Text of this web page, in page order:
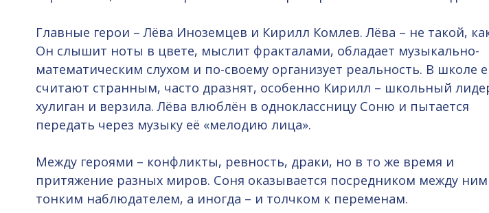
Главные герои – Лёва Иноземцев и Кирилл Комлев. Лёва – не такой,
Он слышит ноты в цвете, мыслит фракталами, обладает музыкально-
математическим слухом и по-своему организует реальность. В школе
считают странным, часто дразнят, особенно Кирилл – школьный
хулиган и верзила. Лёва влюблён в одноклассницу Соню и пытается
передать через музыку её «мелодию лица».
Между героями – конфликты, ревность, драки, но в то же время и
притяжение разных миров. Соня оказывается посредником между
тонким наблюдателем, а иногда – и толчком к переменам.